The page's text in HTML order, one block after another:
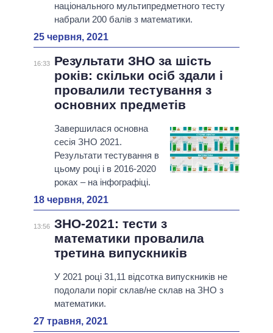
національного мультипредметного тесту
набрали 200 балів з математики.
25 червня, 2021
16:33
Результати ЗНО за шість
років: скільки осіб здали і
провалили тестування з
основних предметів
Завершилася основна
сесія ЗНО 2021.
Результати тестування в
цьому році і в 2016-2020
роках – на інфографіці.
18 червня, 2021
13:56 ЗНО-2021: тести з
математики провалила
третина випускників
У 2021 році 31,11 відсотка випускників не
подолали поріг склав/не склав на ЗНО з
математики.
27 травня, 2021